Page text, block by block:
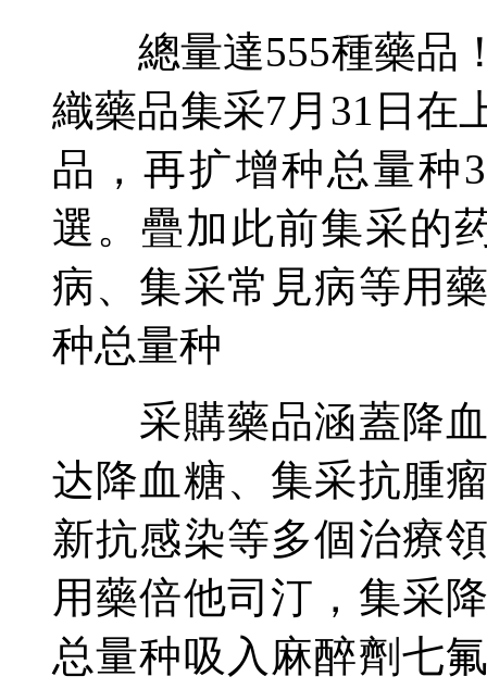
總量達555種藥品！
織藥品集采7月31日在
品，再扩增种总量种
選。疊加此前集采的
病、集采常見病等用
种总量种
采購藥品涵蓋降血
达降血糖、集采抗腫
新抗感染等多個治療
用藥倍他司汀，集采
总量种吸入麻醉劑七